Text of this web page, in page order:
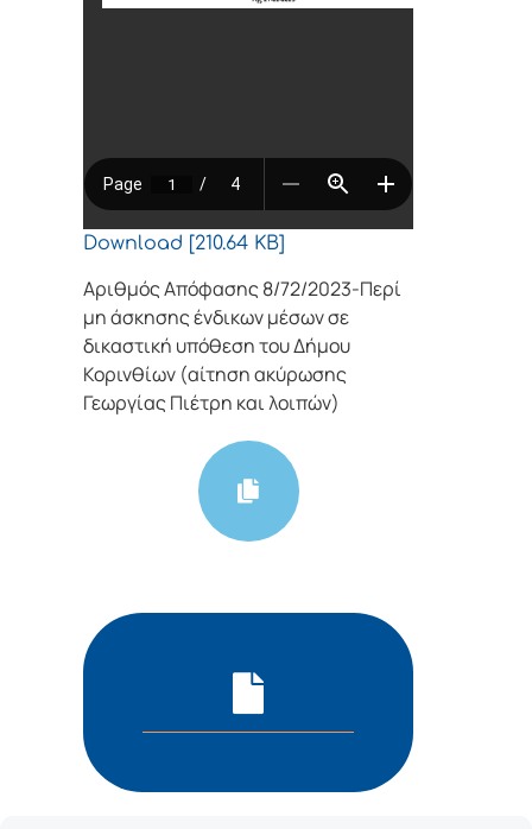
Download [210.64 KB]
Αριθμός Απόφασης 8/72/2023-Περί
μη άσκησης ένδικων μέσων σε
δικαστική υπόθεση του Δήμου
Κορινθίων (αίτηση ακύρωσης
Γεωργίας Πιέτρη και λοιπών)